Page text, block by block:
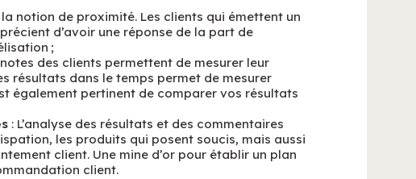
notion de proximité. Les clients qui émettent un
d’avoir une réponse de la part de
;
notes des clients permettent de mesurer leur
résultats dans le temps permet de mesurer
également pertinent de comparer vos résultats
: L’analyse des résultats et des commentaires
les produits qui posent soucis, mais aussi
client. Une mine d’or pour établir un plan
client.